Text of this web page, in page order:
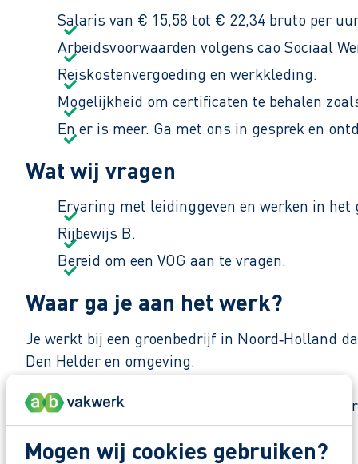
Mogen wij cookies gebruiken?
Salaris van € 15,58 tot € 22,34 bruto per
Arbeidsvoorwaarden volgens cao Sociaal
Reiskostenvergoeding en werkkleding.
Mogelijkheid om certificaten te behalen
En er is meer. Ga met ons in gesprek en
Wat wij vragen
Ervaring met leidinggeven en werken in het
Rijbewijs B.
Bereid om een VOG aan te vragen.
Waar ga je aan het werk?
Je werkt bij een groenbedrijf in Noord‑Holland
Den Helder en omgeving.
De werkdag is praktisch en duidelijk. “Samen
Zo maak je werk van jouw toekomst